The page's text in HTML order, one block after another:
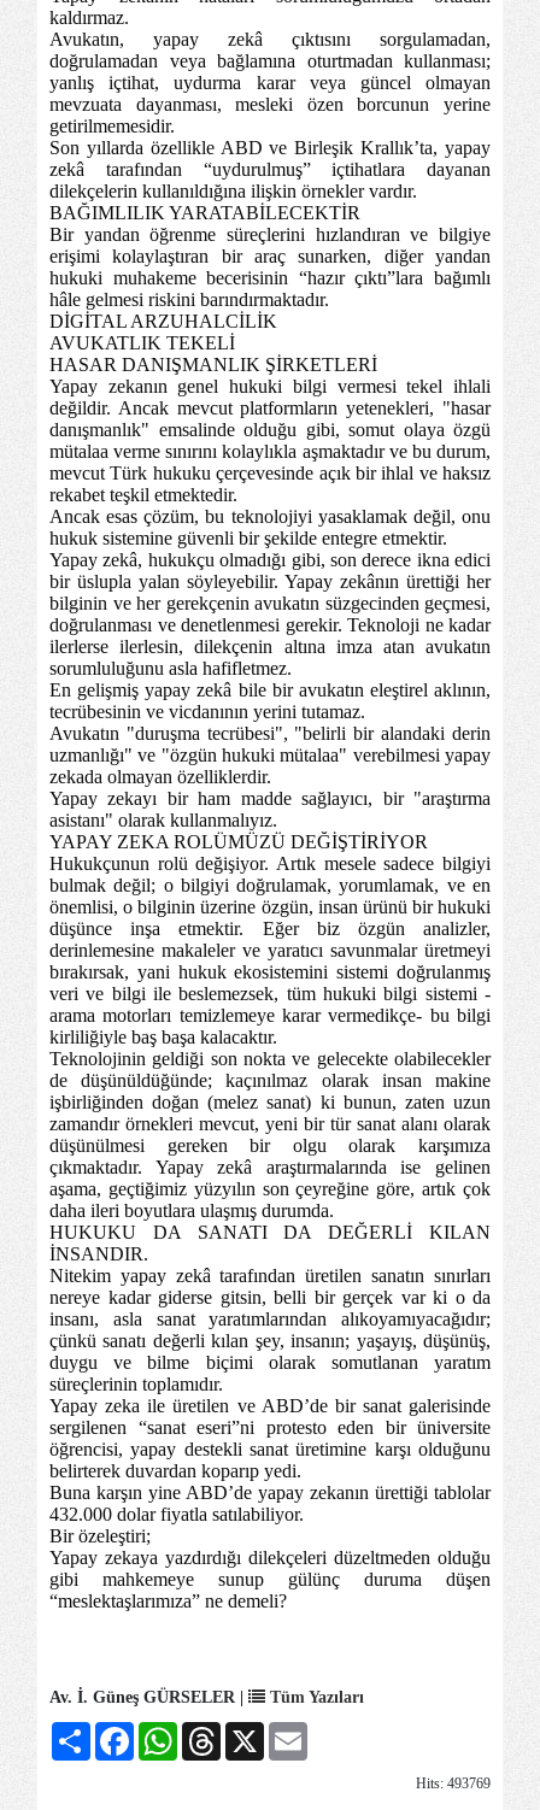
kaldırmaz.
Avukatın, yapay zekâ çıktısını sorgulamadan,
doğrulamadan veya bağlamına oturtmadan kullanması;
yanlış içtihat, uydurma karar veya güncel olmayan
mevzuata dayanması, mesleki özen borcunun yerine
getirilmemesidir.
Son yıllarda özellikle ABD ve Birleşik Krallık’ta, yapay
zekâ tarafından “uydurulmuş” içtihatlara dayanan
dilekçelerin kullanıldığına ilişkin örnekler vardır.
BAĞIMLILIK YARATABİLECEKTİR
Bir yandan öğrenme süreçlerini hızlandıran ve bilgiye
erişimi kolaylaştıran bir araç sunarken, diğer yandan
hukuki muhakeme becerisinin “hazır çıktı”lara bağımlı
hâle gelmesi riskini barındırmaktadır.
DİGİTAL ARZUHALCİLİK
AVUKATLIK TEKELİ
HASAR DANIŞMANLIK ŞİRKETLERİ
Yapay zekanın genel hukuki bilgi vermesi tekel ihlali
değildir. Ancak mevcut platformların yetenekleri, "hasar
danışmanlık" emsalinde olduğu gibi, somut olaya özgü
mütalaa verme sınırını kolaylıkla aşmaktadır ve bu durum,
mevcut Türk hukuku çerçevesinde açık bir ihlal ve haksız
rekabet teşkil etmektedir.
Ancak esas çözüm, bu teknolojiyi yasaklamak değil, onu
hukuk sistemine güvenli bir şekilde entegre etmektir.
Yapay zekâ, hukukçu olmadığı gibi, son derece ikna edici
bir üslupla yalan söyleyebilir. Yapay zekânın ürettiği her
bilginin ve her gerekçenin avukatın süzgecinden geçmesi,
doğrulanması ve denetlenmesi gerekir. Teknoloji ne kadar
ilerlerse ilerlesin, dilekçenin altına imza atan avukatın
sorumluluğunu asla hafifletmez.
En gelişmiş yapay zekâ bile bir avukatın eleştirel aklının,
tecrübesinin ve vicdanının yerini tutamaz.
Avukatın "duruşma tecrübesi", "belirli bir alandaki derin
uzmanlığı" ve "özgün hukuki mütalaa" verebilmesi yapay
zekada olmayan özelliklerdir.
Yapay zekayı bir ham madde sağlayıcı, bir "araştırma
asistanı" olarak kullanmalıyız.
YAPAY ZEKA ROLÜMÜZÜ DEĞİŞTİRİYOR
Hukukçunun rolü değişiyor. Artık mesele sadece bilgiyi
bulmak değil; o bilgiyi doğrulamak, yorumlamak, ve en
önemlisi, o bilginin üzerine özgün, insan ürünü bir hukuki
düşünce inşa etmektir. Eğer biz özgün analizler,
derinlemesine makaleler ve yaratıcı savunmalar üretmeyi
bırakırsak, yani hukuk ekosistemini sistemi doğrulanmış
veri ve bilgi ile beslemezsek, tüm hukuki bilgi sistemi -
arama motorları temizlemeye karar vermedikçe- bu bilgi
kirliliğiyle baş başa kalacaktır.
Teknolojinin geldiği son nokta ve gelecekte olabilecekler
de düşünüldüğünde; kaçınılmaz olarak insan makine
işbirliğinden doğan (melez sanat) ki bunun, zaten uzun
zamandır örnekleri mevcut, yeni bir tür sanat alanı olarak
düşünülmesi gereken bir olgu olarak karşımıza
çıkmaktadır. Yapay zekâ araştırmalarında ise gelinen
aşama, geçtiğimiz yüzyılın son çeyreğine göre, artık çok
daha ileri boyutlara ulaşmış durumda.
HUKUKU DA SANATI DA DEĞERLİ KILAN
İNSANDIR.
Nitekim yapay zekâ tarafından üretilen sanatın sınırları
nereye kadar giderse gitsin, belli bir gerçek var ki o da
insanı, asla sanat yaratımlarından alıkoyamıyacağıdır;
çünkü sanatı değerli kılan şey, insanın; yaşayış, düşünüş,
duygu ve bilme biçimi olarak somutlanan yaratım
süreçlerinin toplamıdır.
Yapay zeka ile üretilen ve ABD’de bir sanat galerisinde
sergilenen “sanat eseri”ni protesto eden bir üniversite
öğrencisi, yapay destekli sanat üretimine karşı olduğunu
belirterek duvardan koparıp yedi.
Buna karşın yine ABD’de yapay zekanın ürettiği tablolar
432.000 dolar fiyatla satılabiliyor.
Bir özeleştiri;
Yapay zekaya yazdırdığı dilekçeleri düzeltmeden olduğu
gibi mahkemeye sunup gülünç duruma düşen
“meslektaşlarımıza” ne demeli?
Av. İ. Güneş GÜRSELER | Tüm Yazıları
Share FacebookWhatsAppThreads
X
Hits: 493769